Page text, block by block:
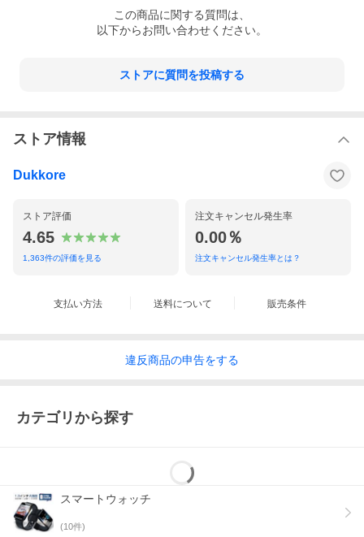
この商品に関する質問は、
以下からお問い合わせください。
ストアに質問を投稿する
ストア情報
Dukkore
ストア評価
4.65
1,363件の評価を見る
注文キャンセル発生率
0.00％
注文キャンセル発生率とは？
支払い方法 送料について 販売条件
違反商品の申告をする
カテゴリから探す
スマートウォッチ
(10件)